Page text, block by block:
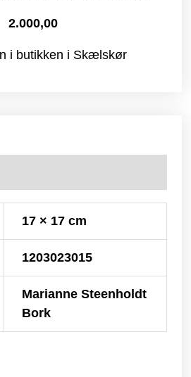
2.000,00
i butikken i Skælskør
17 × 17 cm
1203023015
Marianne Steenholdt
Bork